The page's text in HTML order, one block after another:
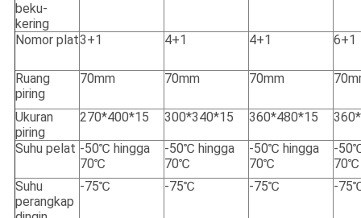
beku-
kering
Nomor plat3+1 4+1 4+1 6+1
Ruang
piring
70mm 70mm 70mm
Ukuran
piring
270*400*15 300*340*15 360*480*15
Suhu pelat -50℃ hingga
70℃
-50℃ hingga
70℃
-50℃ hingga
70℃
-
70℃
Suhu
perangkap
-75℃ -75℃ -75℃ -